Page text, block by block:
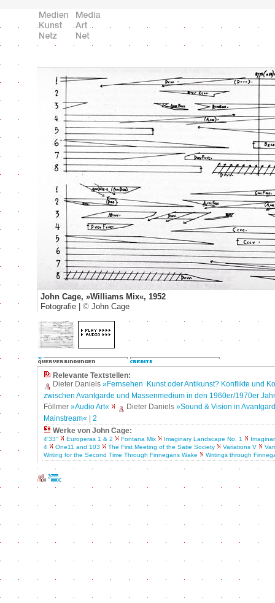
John Cage, »Williams Mix«, 1952
Fotografie | © John Cage
Relevante Textstellen:
Dieter Daniels »Fernsehen ­ Kunst oder Antikunst? Konflikte und
zwischen Avantgarde und Massenmedium in den 1960er/1970er
Föllmer »Audio Art« Dieter Daniels »Sound & Vision in
Mainstream« | 2
Werke von John Cage:
4'33'' Europeras 1 & 2 Fontana Mix Imaginary Landscape No. 1
4
One11 and 103 The First Meeting of the Satie Society Variations V
Writing for the Second Time Through Finnegans Wake
Writings through